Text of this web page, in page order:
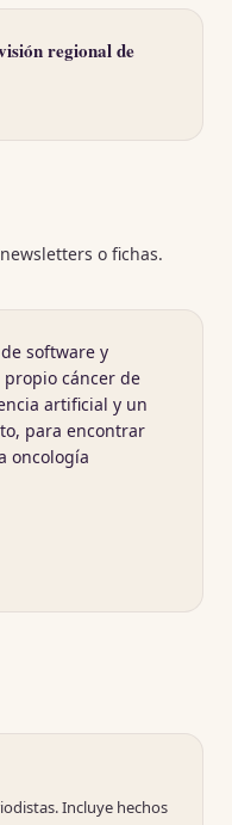
regional de
o fichas.
software y
cáncer de
artificial y un
para encontrar
oncología
abre en una pestaña nueva)
Incluye hechos